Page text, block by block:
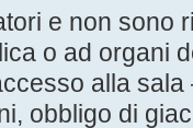
e non sono
o ad organi
alla
obbligo di